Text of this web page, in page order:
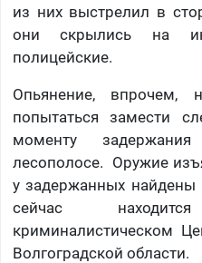
из них выстрелил в
они скрылись на
полицейские.
Опьянение, впрочем,
попытаться замести
моменту
лесополосе. Оружие
у задержанных найдены
сейчас
криминалистическом
Волгоградской области.